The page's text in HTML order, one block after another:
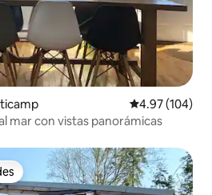
Calificación
4.97 (104)
mar con vistas panorámicas